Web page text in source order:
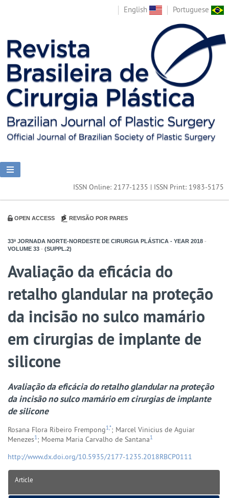
English Portuguese
ISSN Online: 2177-1235 | ISSN Print: 1983-5175
OPEN ACCESS REVISÃO POR PARES
33ª JORNADA NORTE-NORDESTE DE CIRURGIA PLÁSTICA - YEAR 2018 -
VOLUME 33 - (SUPPL.2)
Avaliação da eficácia do
retalho glandular na proteção
da incisão no sulco mamário
em cirurgias de implante de
silicone
Avaliação da eficácia do retalho glandular na proteção
da incisão no sulco mamário em cirurgias de implante
de silicone
Rosana Flora Ribeiro Frempong1,*; Marcel Vinicius de Aguiar
Menezes1; Moema Maria Carvalho de Santana1
http://www.dx.doi.org/10.5935/2177-1235.2018RBCP0111
Article